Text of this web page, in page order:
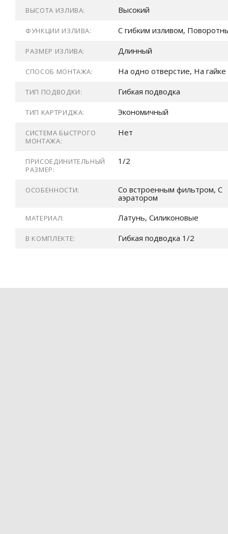
ВЫСОТА ИЗЛИВА: Высокий
ФУНКЦИИ ИЗЛИВА: С гибким изливом,
РАЗМЕР ИЗЛИВА: Длинный
СПОСОБ МОНТАЖА: На одно отверстие, На гайке
ТИП ПОДВОДКИ: Гибкая подводка
ТИП КАРТРИДЖА: Экономичный
СИСТЕМА БЫСТРОГО
МОНТАЖА:
Нет
ПРИСОЕДИНИТЕЛЬНЫЙ
РАЗМЕР:
1/2
ОСОБЕННОСТИ:
Со встроенным фильтром, С
аэратором
МАТЕРИАЛ: Латунь, Силиконовые
В КОМПЛЕКТЕ: Гибкая подводка 1/2